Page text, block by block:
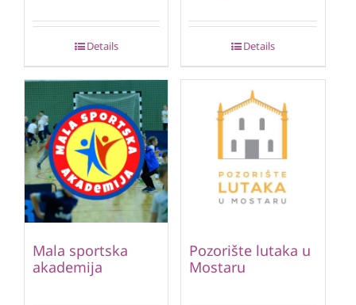
Details Details
Mala sportska
akademija
Pozorište lutaka u
Mostaru